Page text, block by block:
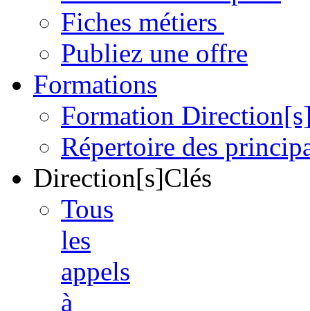
Fiches métiers
Publiez une offre
Formations
Formation
Répertoire des
Direction[s]Clés
Tous
les
appels
à